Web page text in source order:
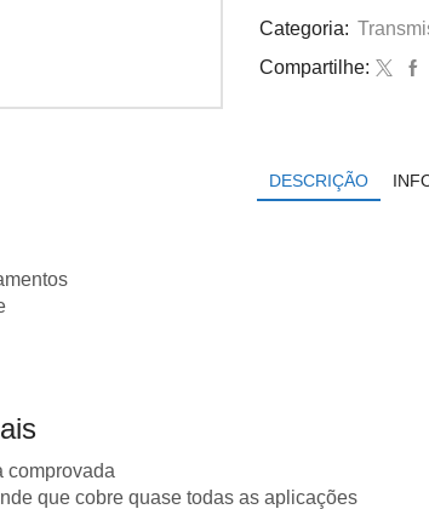
pressão
Wika
modelo
código
Categoria:
Compartilhe:
DESCRIÇÃO
comprovada
que cobre quase todas as aplicações